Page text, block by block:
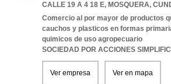
CALLE 19 A 4 18 E, MOSQUERA,
Comercio al por mayor de productos
cauchos y plasticos en formas
quimicos de uso agropecuario
SOCIEDAD POR ACCIONES
Ver empresa Ver en mapa